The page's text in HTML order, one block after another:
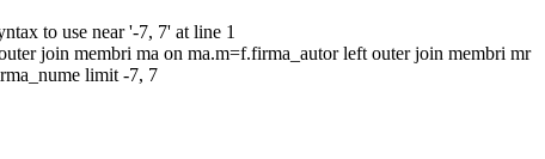
to use near '-7, 7' at line 1
join membri ma on ma.m=f.firma_autor left outer join membri mr
limit -7, 7